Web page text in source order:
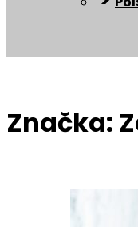
Značka: